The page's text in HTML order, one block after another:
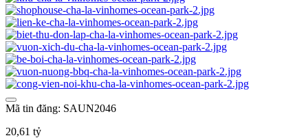
Mã tin đăng: SAUN2046
20,61 tỷ